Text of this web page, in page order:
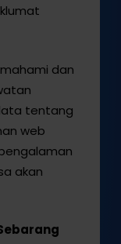
dan
tentang
web
akan